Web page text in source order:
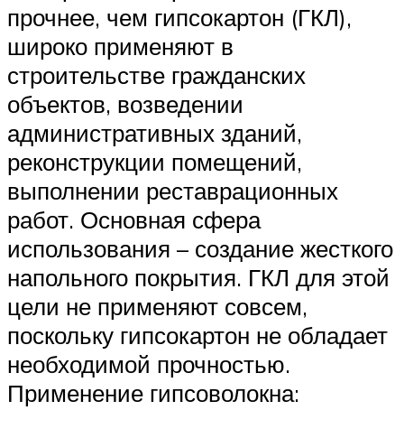
прочнее, чем гипсокартон (ГКЛ),
широко применяют в
строительстве гражданских
объектов, возведении
административных зданий,
реконструкции помещений,
выполнении реставрационных
работ. Основная сфера
использования – создание жесткого
напольного покрытия. ГКЛ для этой
цели не применяют совсем,
поскольку гипсокартон не обладает
необходимой прочностью.
Применение гипсоволокна: